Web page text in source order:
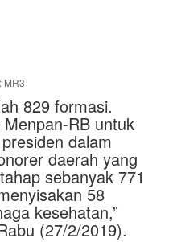
MR3
829 formasi.
RB untuk
dalam
daerah yang
sebanyak 771
58
kesehatan,”
(27/2/2019).